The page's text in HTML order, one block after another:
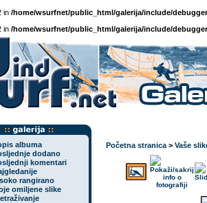
in /home/wsurfnet/public_html/galerija/include/
in /home/wsurfnet/public_html/galerija/include/
albuma
dodano
komentari
rangirano
omiljene slike
Početna stranica > Vaše